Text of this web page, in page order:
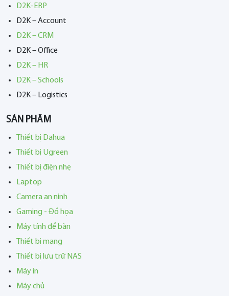
D2K-ERP
D2K – Account
D2K – CRM
D2K – Office
D2K – HR
D2K – Schools
D2K – Logistics
SẢN PHẨM
Thiết bị Dahua
Thiết bị Ugreen
Thiết bị điện nhẹ
Laptop
Camera an ninh
Gaming - Đồ họa
Máy tính để bàn
Thiết bị mạng
Thiết bị lưu trữ NAS
Máy in
Máy chủ